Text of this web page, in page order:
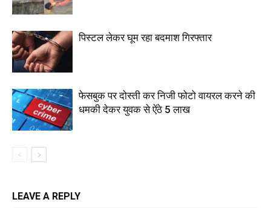
पिस्टल लेकर घूम रहा बदमाश गिरफ्तार
फेसबुक पर दोस्ती कर निजी फोटो वायरल करने की
धमकी देकर युवक से ऐंठे 5 लाख
LEAVE A REPLY